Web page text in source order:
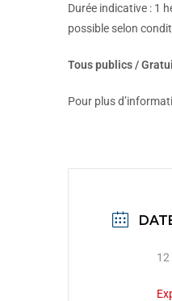
Durée indicative : 1
possible selon
Tous publics /
Pour plus
12